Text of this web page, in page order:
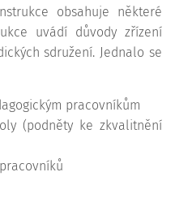
obsahuje některé
uvádí důvody zřízení
sdružení. Jednalo se
pracovníkům
(podněty ke zkvalitnění